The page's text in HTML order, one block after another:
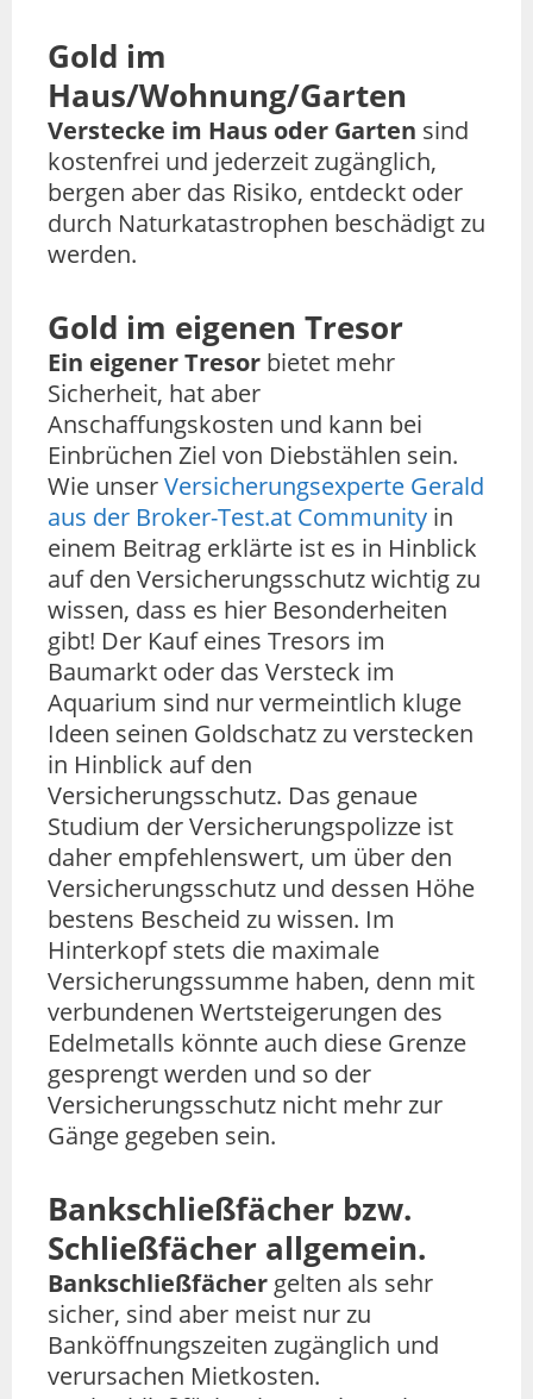
Gold im
Haus/Wohnung/Garten
Verstecke im Haus oder Garten sind
kostenfrei und jederzeit zugänglich,
bergen aber das Risiko, entdeckt oder
durch Naturkatastrophen beschädigt zu
werden.
Gold im eigenen Tresor
Ein eigener Tresor bietet mehr
Sicherheit, hat aber
Anschaffungskosten und kann bei
Einbrüchen Ziel von Diebstählen sein.
Wie unserVersicherungsexperte Gerald
aus der Broker-Test.at Community in
einem Beitrag erklärte ist es in Hinblick
auf den Versicherungsschutz wichtig zu
wissen, dass es hier Besonderheiten
gibt! Der Kauf eines Tresors im
Baumarkt oder das Versteck im
Aquarium sind nur vermeintlich kluge
Ideen seinen Goldschatz zu verstecken
in Hinblick auf den
Versicherungsschutz. Das genaue
Studium der Versicherungspolizze ist
daher empfehlenswert, um über den
Versicherungsschutz und dessen Höhe
bestens Bescheid zu wissen. Im
Hinterkopf stets die maximale
Versicherungssumme haben, denn mit
verbundenen Wertsteigerungen des
Edelmetalls könnte auch diese Grenze
gesprengt werden und so der
Versicherungsschutz nicht mehr zur
Gänge gegeben sein.
Bankschließfächer bzw.
Schließfächer allgemein.
Bankschließfächer gelten als sehr
sicher, sind aber meist nur zu
Banköffnungszeiten zugänglich und
verursachen Mietkosten.